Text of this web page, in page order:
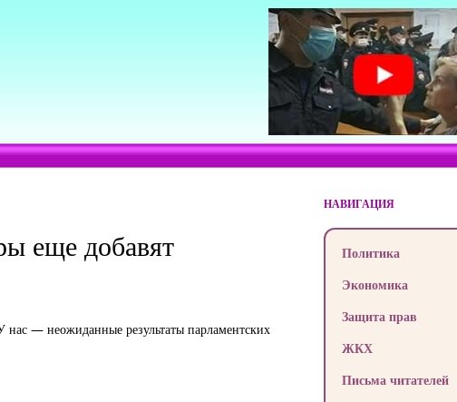
еще добавят
— неожиданные результаты парламентских
НАВИГАЦИЯ
Политика
Экономика
Защита прав
ЖКХ
Письма читателей